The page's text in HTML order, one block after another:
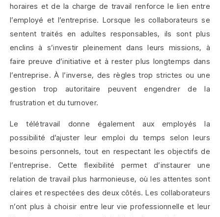
horaires et de la charge de travail renforce le lien entre
l’employé et l’entreprise. Lorsque les collaborateurs se
sentent traités en adultes responsables, ils sont plus
enclins à s’investir pleinement dans leurs missions, à
faire preuve d’initiative et à rester plus longtemps dans
l’entreprise. À l’inverse, des règles trop strictes ou une
gestion trop autoritaire peuvent engendrer de la
frustration et du turnover.
Le télétravail donne également aux employés la
possibilité d’ajuster leur emploi du temps selon leurs
besoins personnels, tout en respectant les objectifs de
l’entreprise. Cette flexibilité permet d’instaurer une
relation de travail plus harmonieuse, où les attentes sont
claires et respectées des deux côtés. Les collaborateurs
n’ont plus à choisir entre leur vie professionnelle et leur